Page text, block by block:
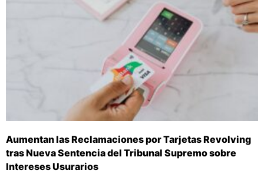
Aumentan las Reclamaciones por Tarjetas Revolving
tras Nueva Sentencia del Tribunal Supremo sobre
Intereses Usurarios